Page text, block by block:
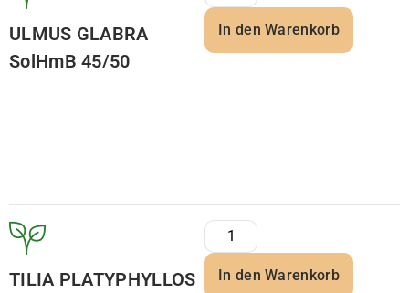
ULMUS GLABRA
SolHmB 45/50
In den Warenkorb
TILIA PLATYPHYLLOS
In den Warenkorb